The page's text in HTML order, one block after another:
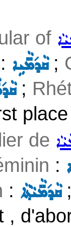
of
: ܩܵܕ݇ܡ̈ܵܝܹܐ;
;
de
:
: ܩܵܕ݇ܡ̈ܵܝܵܬ݂ܵܐ
,